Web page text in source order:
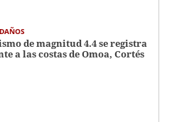
de magnitud 4.4 se registra
a las costas de Omoa, Cortés